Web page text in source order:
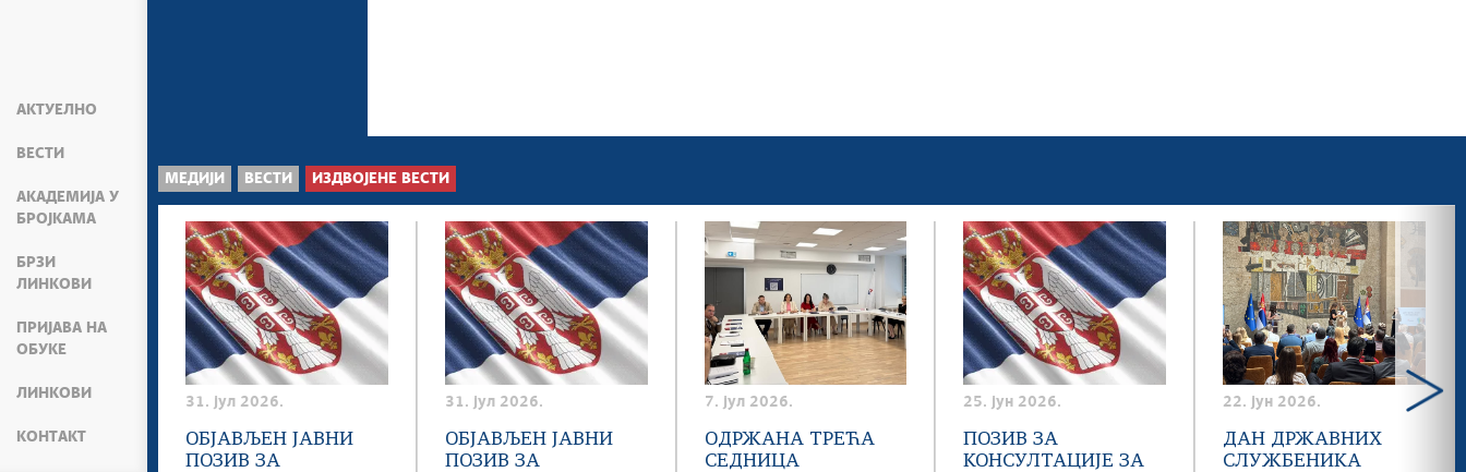
АКТУЕЛНО
ВЕСТИ
АКАДЕМИЈА У
БРОЈКАМА
БРЗИ
ЛИНКОВИ
ПРИЈАВА НА
ОБУКЕ
ЛИНКОВИ
КОНТАКТ
МЕДИЈИ ВЕСТИ ИЗДВОЈЕНЕ ВЕСТИ
31. јул 2026.
ОБЈАВЉЕН ЈАВНИ
ПОЗИВ ЗА
31. јул 2026.
ОБЈАВЉЕН ЈАВНИ
ПОЗИВ ЗА
7. јул 2026.
ОДРЖАНА ТРЕЋА
СЕДНИЦА
25. јун 2026.
ПОЗИВ ЗА
КОНСУЛТАЦИЈЕ ЗА
22. јун 2026.
ДАН ДРЖАВНИХ
СЛУЖБЕНИКА